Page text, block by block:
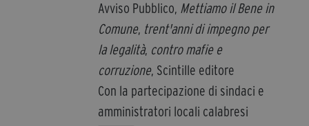
Avviso Pubblico, Mettiamo il Bene in
Comune, trent'anni di impegno per
la legalità, contro mafie e
corruzione, Scintille editore
Con la partecipazione di sindaci e
amministratori locali calabresi